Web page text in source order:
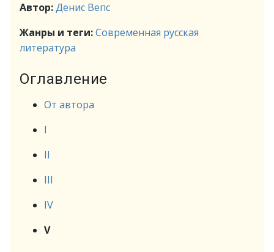
Автор:Денис Вепс
Жанры и теги:Современная русская
литература
Оглавление
От автора
I
II
III
IV
V